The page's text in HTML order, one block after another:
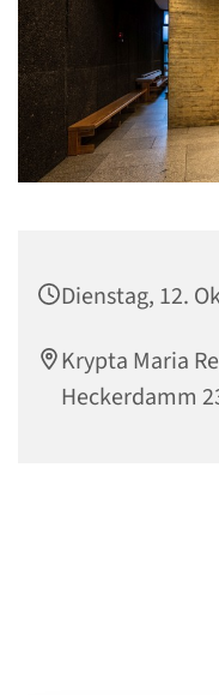
Dienstag, 12.
Krypta Maria
Heckerdamm